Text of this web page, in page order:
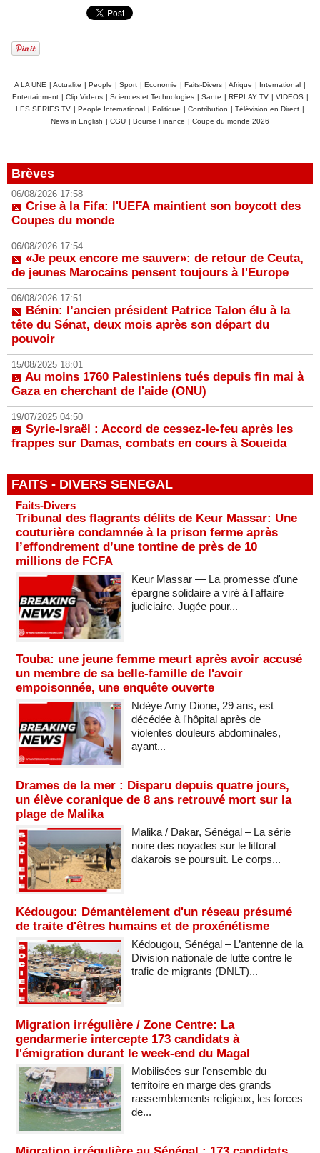
A LA UNE | Actualite | People | Sport | Economie | Faits-Divers | Afrique | International |
Entertainment | Clip Videos | Sciences et Technologies | Sante | REPLAY TV | VIDEOS |
LES SERIES TV | People International | Politique | Contribution | Télévision en Direct |
News in English | CGU | Bourse Finance | Coupe du monde 2026
Brèves
06/08/2026 17:58
Crise à la Fifa: l'UEFA maintient son boycott des
Coupes du monde
06/08/2026 17:54
«Je peux encore me sauver»: de retour de Ceuta,
de jeunes Marocains pensent toujours à l'Europe
06/08/2026 17:51
Bénin: l’ancien président Patrice Talon élu à la
tête du Sénat, deux mois après son départ du
pouvoir
15/08/2025 18:01
Au moins 1760 Palestiniens tués depuis fin mai à
Gaza en cherchant de l'aide (ONU)
19/07/2025 04:50
Syrie-Israël : Accord de cessez-le-feu après les
frappes sur Damas, combats en cours à Soueida
FAITS - DIVERS SENEGAL
Faits-Divers
Tribunal des flagrants délits de Keur Massar: Une
couturière condamnée à la prison ferme après
l’effondrement d’une tontine de près de 10
millions de FCFA
Keur Massar — La promesse d'une
épargne solidaire a viré à l'affaire
judiciaire. Jugée pour...
Touba: une jeune femme meurt après avoir accusé
un membre de sa belle-famille de l'avoir
empoisonnée, une enquête ouverte
Ndèye Amy Dione, 29 ans, est
décédée à l'hôpital après de
violentes douleurs abdominales,
ayant...
Drames de la mer : Disparu depuis quatre jours,
un élève coranique de 8 ans retrouvé mort sur la
plage de Malika
Malika / Dakar, Sénégal – La série
noire des noyades sur le littoral
dakarois se poursuit. Le corps...
Kédougou: Démantèlement d'un réseau présumé
de traite d'êtres humains et de proxénétisme
Kédougou, Sénégal – L’antenne de la
Division nationale de lutte contre le
trafic de migrants (DNLT)...
Migration irrégulière / Zone Centre: La
gendarmerie intercepte 173 candidats à
l'émigration durant le week-end du Magal
Mobilisées sur l'ensemble du
territoire en marge des grands
rassemblements religieux, les forces
de...